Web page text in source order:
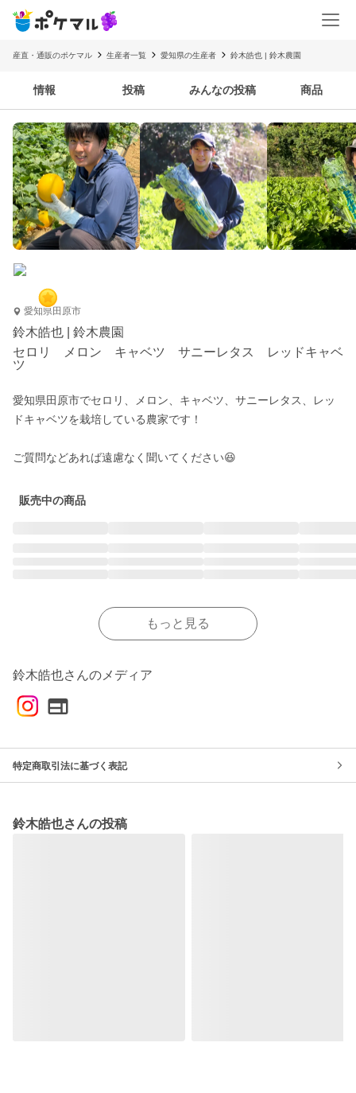
産直・通販のポケマル 生産者一覧 愛知県の生産者 鈴木皓也 | 鈴木農園
情報 投稿 みんなの投稿 商品
愛知県田原市
鈴木皓也 | 鈴木農園
セロリ メロン キャベツ サニーレタス レッドキャベ
ツ
愛知県田原市でセロリ、メロン、キャベツ、サニーレタス、レッ
ドキャベツを栽培している農家です！
ご質問などあれば遠慮なく聞いてください😆
販売中の商品
もっと見る
鈴木皓也さんのメディア
特定商取引法に基づく表記
鈴木皓也さんの投稿